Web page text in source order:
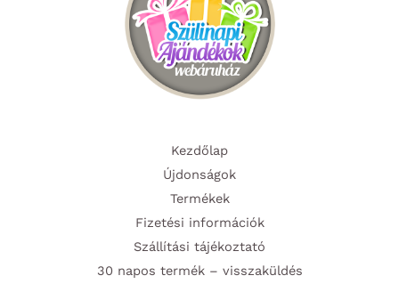
Kezdőlap
Újdonságok
Termékek
Fizetési információk
Szállítási tájékoztató
30 napos termék – visszaküldés